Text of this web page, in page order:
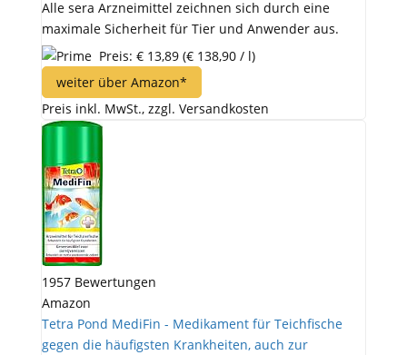
Alle sera Arzneimittel zeichnen sich durch eine
maximale Sicherheit für Tier und Anwender aus.
Preis: € 13,89 (€ 138,90 / l)
weiter über Amazon*
Preis inkl. MwSt., zzgl. Versandkosten
1957 Bewertungen
Amazon
Tetra Pond MediFin - Medikament für Teichfische
gegen die häufigsten Krankheiten, auch zur